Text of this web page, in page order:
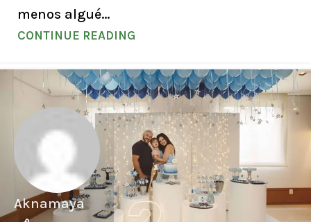
menos algué...
CONTINUE READING
Aknamaya